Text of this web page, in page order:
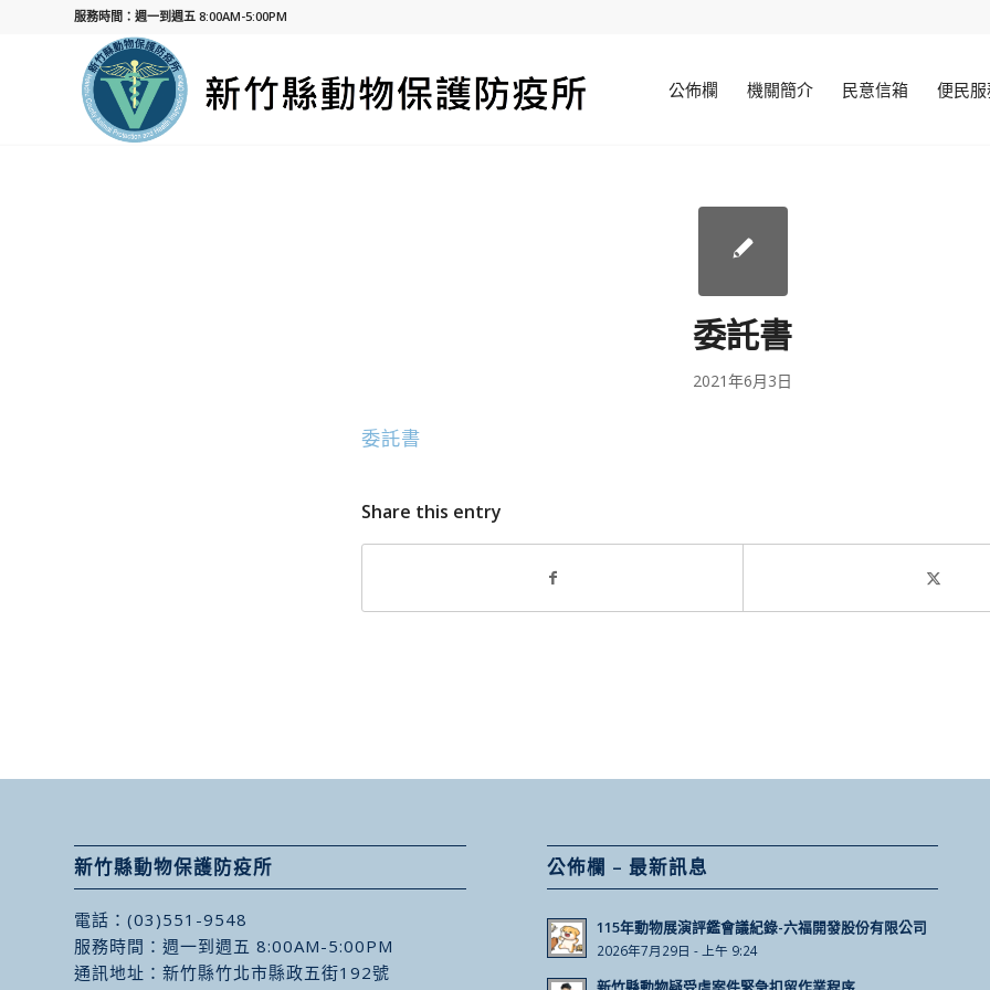
服務時間：週一到週五 8:00AM-5:00PM
公佈欄 機關簡介 民意信箱 便民
委託書
2021年6月3日
委託書
Share this entry
新竹縣動物保護防疫所
電話： (03)551-9548
服務時間：週一到週五 8:00AM-5:00PM
通訊地址： 新竹縣竹北市縣政五街192號
公佈欄 – 最新訊息
115年動物展演評鑑會議紀錄-六福開發股份有限公司
2026年7月29日 - 上午 9:24